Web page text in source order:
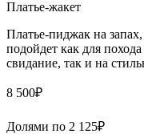
Платье-жакет
Платье-пиджак на
подойдет как для
свидание, так и на
8 500₽
Долями по 2 125₽